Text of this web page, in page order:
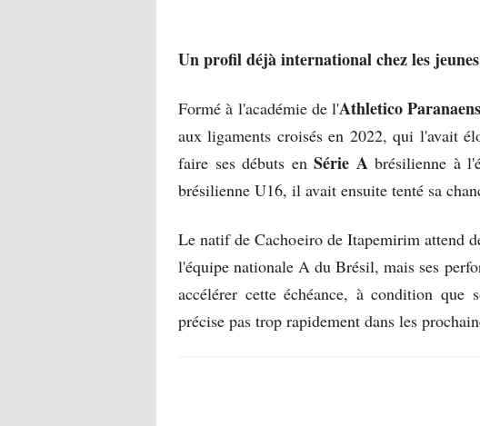
Un profil déjà international chez les jeunes
Formé à l'académie de l'Athletico
aux ligaments croisés en 2022, qui l'avait
faire ses débuts enSérie Abrésilienne à
brésilienne U16, il avait ensuite tenté sa
Le natif de Cachoeiro de Itapemirim attend
l'équipe nationale A du Brésil, mais ses
accélérer cette échéance, à condition
précise pas trop rapidement dans les